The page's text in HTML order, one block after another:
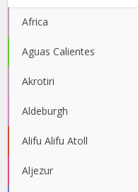
Africa
Aguas Calientes
Akrotiri
Aldeburgh
Alifu Alifu Atoll
Aljezur